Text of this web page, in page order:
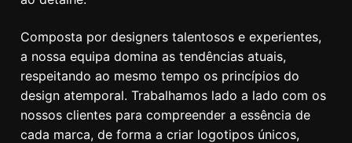
Composta por designers talentosos e experientes,
a nossa equipa domina as tendências atuais,
respeitando ao mesmo tempo os princípios do
design atemporal. Trabalhamos lado a lado com os
nossos clientes para compreender a essência de
cada marca, de forma a criar logotipos únicos,